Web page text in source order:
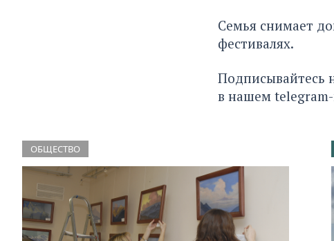
Семья снимает
фестивалях.
Подписывайтесь
в нашем
ОБЩЕСТВО